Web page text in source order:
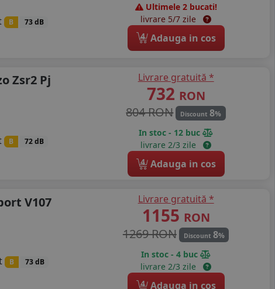
B 73 dB
Ultimele 2 bucati!
livrare 5/7 zile
4 Adauga in cos
Zsr2 Pj
B 72 dB
Livrare gratuită *
732 RON
804 RON
Discount8%
In stoc - 12 buc
livrare 2/3 zile
4 Adauga in cos
V107
B 73 dB
Livrare gratuită *
1155 RON
1269 RON
Discount 8%
In stoc - 4 buc
livrare 2/3 zile
4 Adauga in cos